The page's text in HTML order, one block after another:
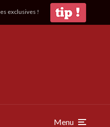
exclusives !
Menu